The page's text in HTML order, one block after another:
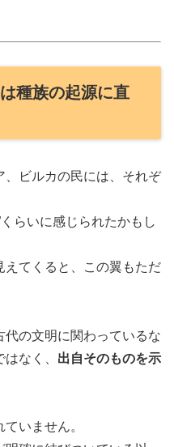
種族の起源に直
、ビルカの民には、それぞ
らいに感じられたかもし
えてくると、この翼もただ
代の文明に関わっているな
なく、 出自そのものを示
いません。